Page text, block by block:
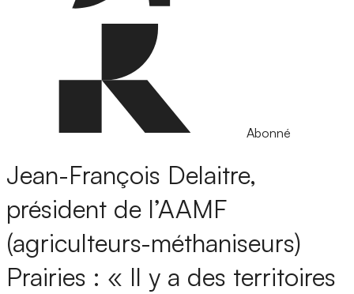
Abonné
Jean-François Delaitre,
président de l’AAMF
(agriculteurs-méthaniseurs)
Prairies : « Il y a des territoires